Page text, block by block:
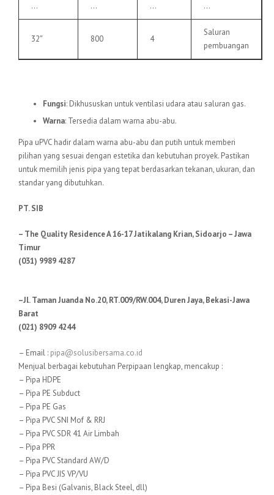
… … … …
32″ 800 4
Saluran
pembuangan
Fungsi: Dikhususkan untuk ventilasi udara atau saluran gas.
Warna: Tersedia dalam warna abu-abu.
Pipa uPVC hadir dalam warna abu-abu dan putih untuk memberi
pilihan yang sesuai dengan estetika dan kebutuhan proyek. Pastikan
untuk memilih jenis pipa yang tepat berdasarkan tekanan, ukuran, dan
standar yang dibutuhkan.
PT. SIB
– The Quality Residence A 16-17 Jatikalang Krian, Sidoarjo – Jawa
Timur
(031) 9989 4287
–Jl. Taman Juanda No.20, RT.009/RW.004, Duren Jaya, Bekasi-Jawa
Barat
(021) 8909 4244
– Email : pipa@solusibersama.co.id
Menjual berbagai kebutuhan Perpipaan lengkap, mencakup :
– Pipa HDPE
– Pipa PE Subduct
– Pipa PE Gas
– Pipa PVC SNI Mof & RRJ
– Pipa PVC SDR 41 Air Limbah
– Pipa PPR
– Pipa PVC Standard AW/D
– Pipa PVC JIS VP/VU
– Pipa Besi (Galvanis, Black Steel, dll)